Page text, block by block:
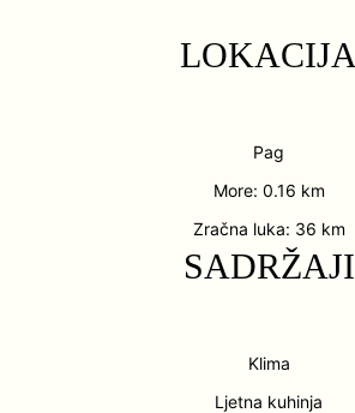
LOKACIJA
Pag
More: 0.16 km
Zračna luka: 36 km
SADRŽAJI
Klima
Ljetna kuhinja